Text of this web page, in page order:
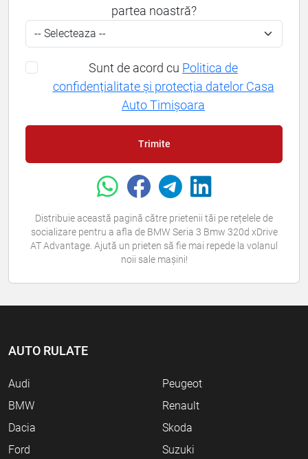
partea noastră?
Sunt de acord cu Politica de
confidențialitate și protecția datelor Casa
Auto Timișoara
Trimite
Distribuie această pagină către prietenii tăi pe rețelele de
socializare pentru a afla de BMW Seria 3 Bmw 320d xDrive
AT Advantage. Ajută un prieten să fie mai repede la volanul
noii sale mașini!
AUTO RULATE
Audi
BMW
Dacia
Ford
Peugeot
Renault
Skoda
Suzuki